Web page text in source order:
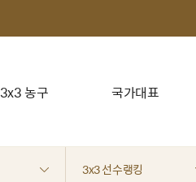
3x3 농구 국가대표
3x3 선수랭킹